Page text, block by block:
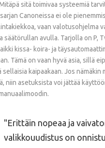
sitä toimivaa systeemiä
Canoneissa ei ole
vaan valotusohjelma
säätörullan avulla. Tarjolla on P,
kissa- koira- ja
Tämä on vaan hyvä asia, sillä
sellaisia kaipaakaan. Jos
niin asetuksista voi jättää
Erittäin nopeaa ja
valikkouudistus on